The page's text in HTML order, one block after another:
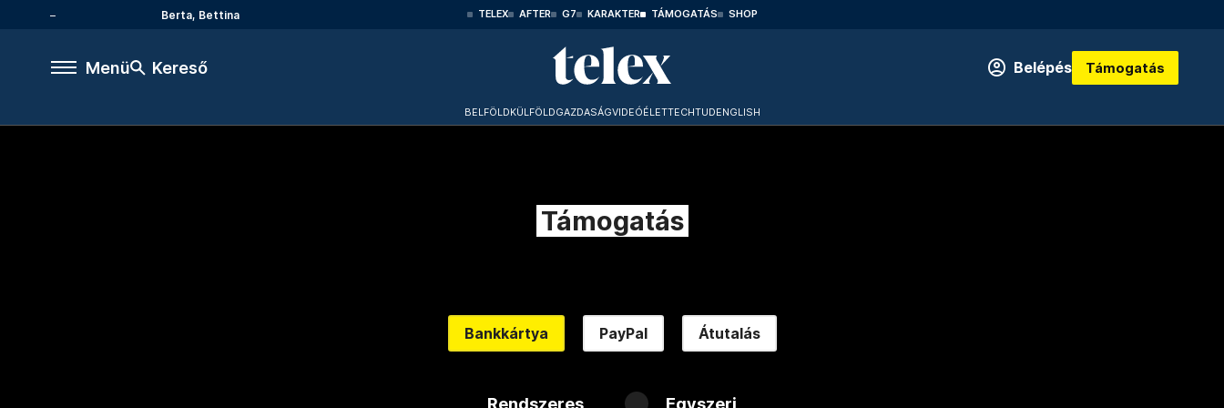
Berta, Bettina TELEX AFTER G7 KARAKTER TÁMOGATÁS SHOP
Menü Kereső Belépés Támogatás
BELFÖLDKÜLFÖLDGAZDASÁGVIDEÓÉLETTECHTUDENGLISH
Támogatás
Bankkártya PayPal Átutalás
Rendszeres Egyszeri